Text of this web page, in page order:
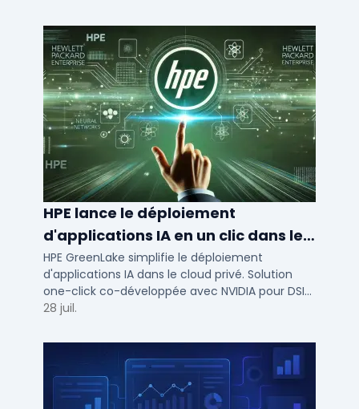
HPE lance le déploiement
d'applications IA en un clic dans le
cloud privé
HPE GreenLake simplifie le déploiement
d'applications IA dans le cloud privé. Solution
one-click co-développée avec NVIDIA pour DSI
de PME et ETI : performance et conformité.
28 juil.